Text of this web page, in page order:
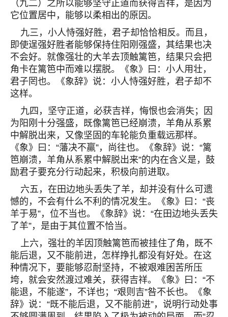
（九二）之所以能够坚守正道而获得吉祥，是因为
它位置居中，能够以柔相出的原因。
九三，小人恃强好胜，君子却恰恰相反。而且，
即使逞强好胜者能够保持住阳刚强盛，其结果也决
不会好。就像强壮的大羊去顶触篱笆，结果只会把
角卡在篱笆中而难以摆脱。《象》曰：小人用壮，
君子罔也。《象辞》说：小人恃强好胜，君子却不
这样。
九四，坚守正道，必获吉祥，悔恨也会消失；因
为阳刚十分强盛，既像篱笆已经崩溃，羊角从系累
中解脱出来，又像坚固的车轮能负重载远那样。
《象》曰：“藩决不羸”，尚往也。《象辞》说：“篱
笆崩溃，羊角从系累中解脱出来”的内在含义是，鼓
励君子要充分行动起来，积极向前进取。
六五，在田边地头丢失了羊，却并没有什么可遗
憾的，不会有什么不利的情况发生。《象》曰：“丧
羊于易”，位不当也。《象辞》说：“在田边地头丢失
了羊”，是由于其位置不恰当。
上六，强壮的羊因顶触篱笆而被挂住了角，既不
能后退，又不能前进，怎样挣扎都没有好处。在这
种情况下，要能够忍耐坚持，不被艰难困苦所压
垮，就会安然渡过难关，获得吉祥。《象》曰：“不
能退，不能遂”，不详也；“艰则吉”咎不长也。《象
辞》说：“既不能后退，又不能前进”，说明行动处事